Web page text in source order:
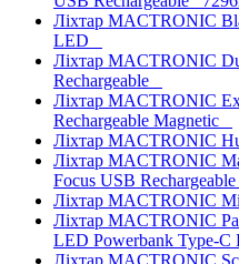
Ліхтар MACTRONIC
LED
Ліхтар MACTRONIC
Rechargeable
Ліхтар MACTRONIC
Rechargeable Magnetic
Ліхтар MACTRONIC
Ліхтар MACTRONIC
Focus USB Rechargeable
Ліхтар MACTRONIC
Ліхтар MACTRONIC
LED Powerbank Type-C